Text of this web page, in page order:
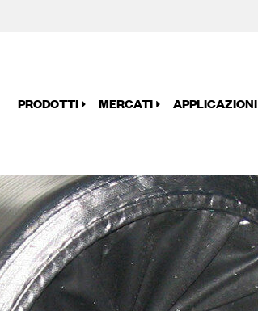
PRODOTTI MERCATI APPLICAZIONI